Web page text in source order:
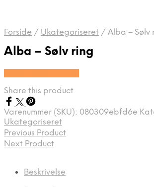
Forside / Ukategoriseret / Alba – Sølv
Alba – Sølv ring
Share this product
Varenummer (SKU): 080309ebfd6e
Ukategoriseret
Previous Product
Next Product
Beskrivelse